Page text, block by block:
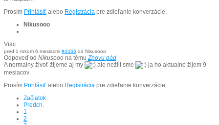
Prosím Prihlásiť alebo Registrácia pre zdieľanie konverzácie.
Nikusooo
Viac
pred 1 rokom 6 mesiacmi #4466 od Nikusooo
Odpoveď od Nikusooo na témuZnovu pád
A normalny živoť žijeme aj my
ale nežili sme
ja ho aktualne žijem 9
mesiacov
Prosím Prihlásiť alebo Registrácia pre zdieľanie konverzácie.
Začiatok
Predch.
1
2